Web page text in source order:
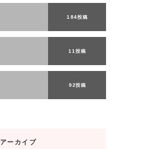
184投稿
11投稿
92投稿
アーカイブ